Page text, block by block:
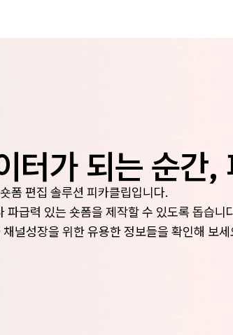
터가 되는 순간,
폼 편집 솔루션 피카클립입니다.
파급력 있는 숏폼을 제작할 수 있도록 돕습니
널성장을 위한 유용한 정보들을 확인해 보세